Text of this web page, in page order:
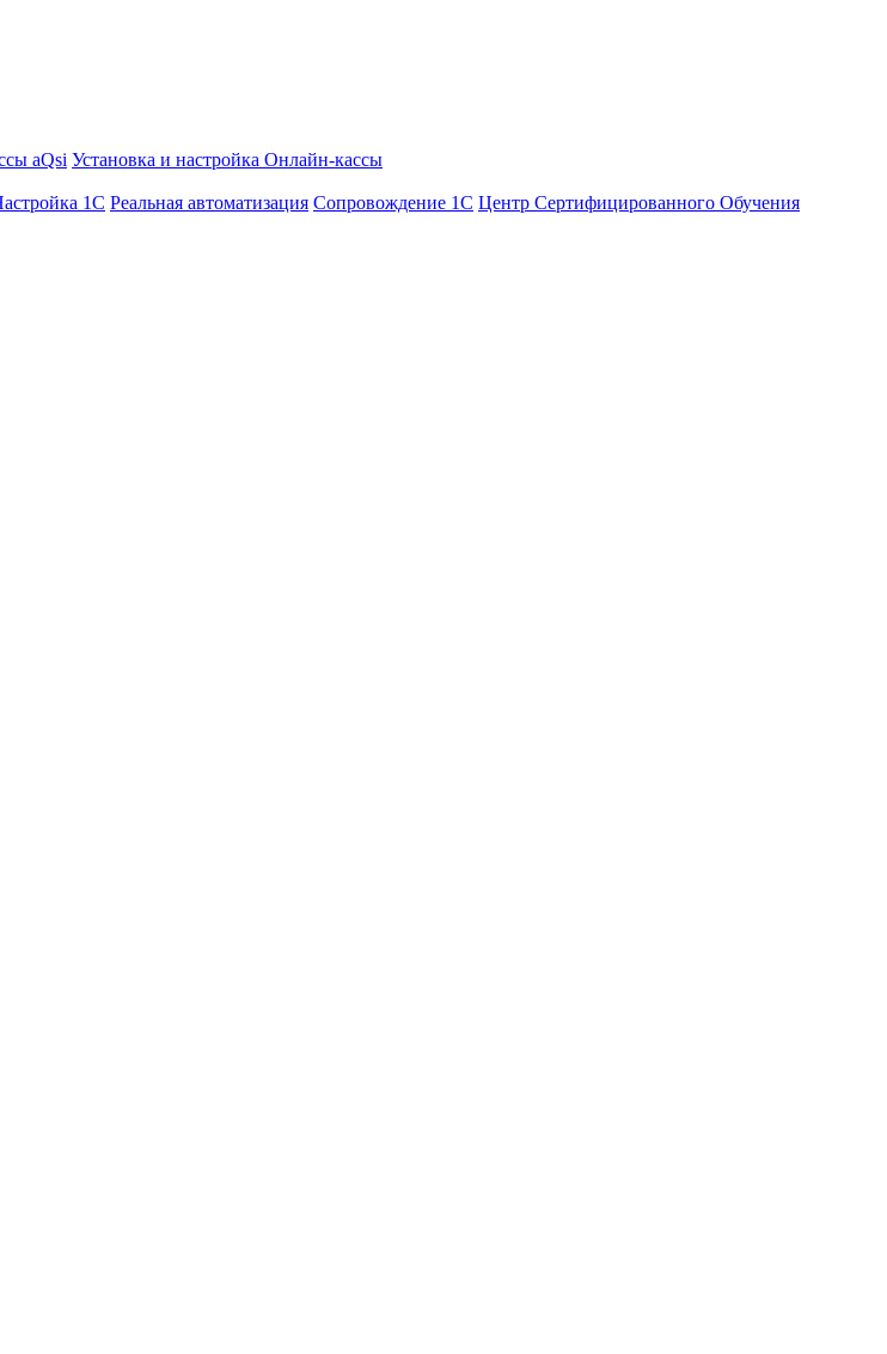
aQsi Установка и настройка Онлайн-кассы
1С Реальная автоматизация Сопровождение 1С Центр Сертифицированного Обучения